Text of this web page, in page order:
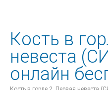
Кость в
невеста
онлайн